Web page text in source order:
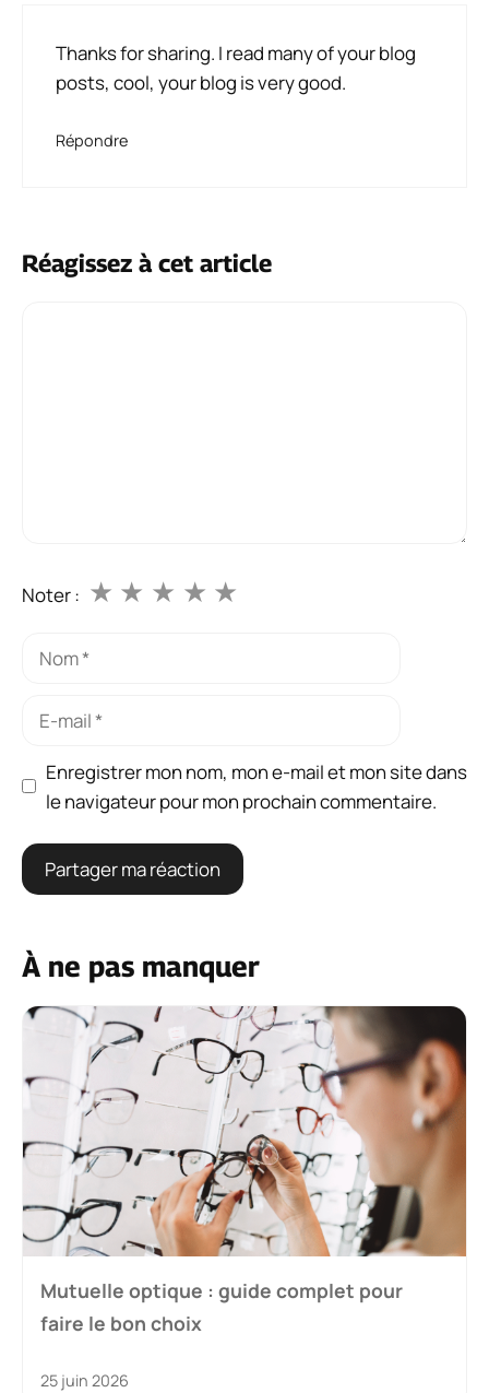
Thanks for sharing. I read many of your blog
posts, cool, your blog is very good.
Répondre
Réagissez à cet article
Noter : ★
★
★
★
★
Nom
Enregistrer mon nom, mon e-mail et mon site dans
le navigateur pour mon prochain commentaire.
À ne pas manquer
Mutuelle optique : guide complet pour
faire le bon choix
25 juin 2026